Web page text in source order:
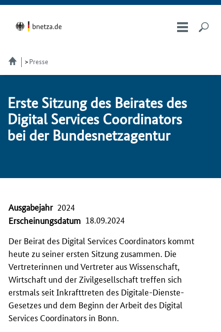
Presse
Ers­te Sit­zung des Bei­ra­tes des
Di­gi­tal Ser­vices Coor­di­na­tors
bei der Bundesnetzagentur
Ausgabejahr 2024
Erscheinungsdatum 18.09.2024
Der Beirat des Digital Services Coordinators kommt
heute zu seiner ersten Sitzung zusammen. Die
Vertreterinnen und Vertreter aus Wissenschaft,
Wirtschaft und der Zivilgesellschaft treffen sich
erstmals seit Inkrafttreten des Digitale-Dienste-
Gesetzes und dem Beginn der Arbeit des Digital
Services Coordinators in Bonn.